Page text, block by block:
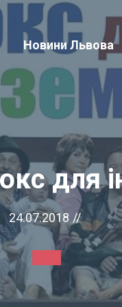
Новини Львова
для
24.07.2018 //